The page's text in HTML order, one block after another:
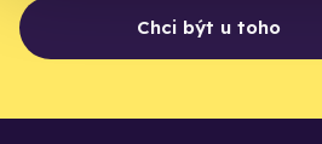
Chci být u toho